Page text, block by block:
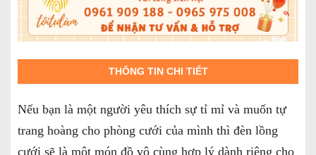
THÔNG TIN CHI TIẾT
Nếu bạn là một người yêu thích sự tỉ mỉ và muốn tự
trang hoàng cho phòng cưới của mình thì đèn lồng
cưới sẽ là một món đồ vô cùng hợp lý dành riêng cho